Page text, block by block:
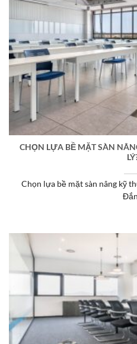
CHỌN LỰA BỀ MẶT SÀN
Chọn lựa bề mặt sàn nâng kỹ